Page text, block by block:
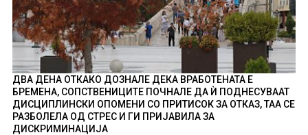
ДВА ДЕНА ОТКАКО ДОЗНАЛЕ ДЕКА ВРАБОТЕНАТА Е
БРЕМЕНА, СОПСТВЕНИЦИТЕ ПОЧНАЛЕ ДА Ѝ ПОДНЕСУВААТ
ДИСЦИПЛИНСКИ ОПОМЕНИ СО ПРИТИСОК ЗА ОТКАЗ, ТАА СЕ
РАЗБОЛЕЛА ОД СТРЕС И ГИ ПРИЈАВИЛА ЗА
ДИСКРИМИНАЦИЈА